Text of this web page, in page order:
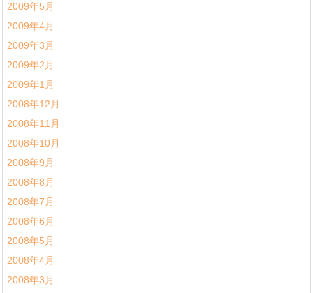
2009年5月
2009年4月
2009年3月
2009年2月
2009年1月
2008年12月
2008年11月
2008年10月
2008年9月
2008年8月
2008年7月
2008年6月
2008年5月
2008年4月
2008年3月